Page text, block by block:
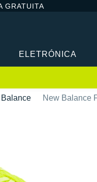
GRATUITA
ELETRÓNICA
Balance New Balance